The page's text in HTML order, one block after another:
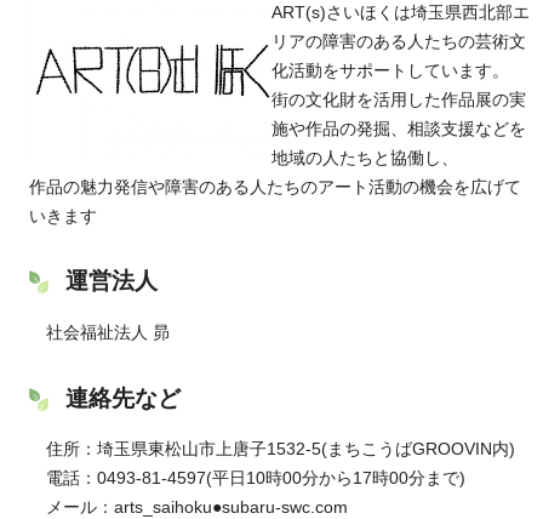
ART(s)さいほくは埼玉県西北部エ
リアの障害のある人たちの芸術文
化活動をサポートしています。
街の文化財を活用した作品展の実
施や作品の発掘、相談支援などを
地域の人たちと協働し、
作品の魅力発信や障害のある人たちのアート活動の機会を広げて
いきます
運営法人
社会福祉法人 昴
連絡先など
住所：埼玉県東松山市上唐子1532-5(まちこうばGROOVIN内)
電話：0493-81-4597(平日10時00分から17時00分まで)
メール：arts_saihoku●subaru-swc.com